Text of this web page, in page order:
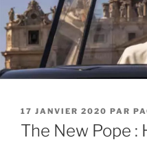
PUBLIÉ
LE
17 JANVIER 2020 PAR
The New Pope :